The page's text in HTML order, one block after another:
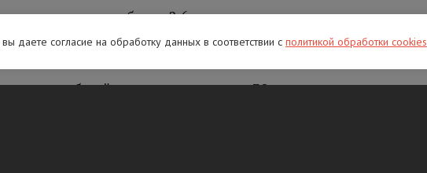
с должников более 2,6 миллиарда
алиментов, которые в итоге
миллиона рублей.
при общей сумме долга свыше 30
даете согласие на обработку данных в соответствии с политикой обработки cookies